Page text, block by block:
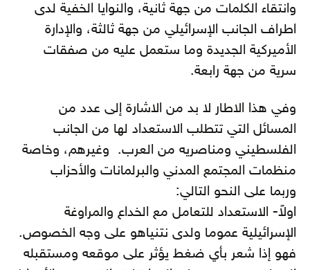
وانتقاء الكلمات من جهة ثانية، والنوايا الخفية لدى
اطراف الجانب الإسرائيلي من جهة ثالثة، والإدارة
الأميركية الجديدة وما ستعمل عليه من صفقات
سرية من جهة رابعة.
وفي هذا الاطار لا بد من الاشارة إلى عدد من
المسائل التي تتطلب الاستعداد لها من الجانب
الفلسطيني ومناصريه من العرب. وغيرهم، وخاصة
منظمات المجتمع المدني والبرلمانات والأحزاب
وربما على النحو التالي:
اولاً- الاستعداد للتعامل مع الخداع والمراوغة
الإسرائيلية عموما ولدى نتنياهو على وجه الخصوص.
فهو إذا شعر بأي ضغط يؤثر على موقعه ومستقبله